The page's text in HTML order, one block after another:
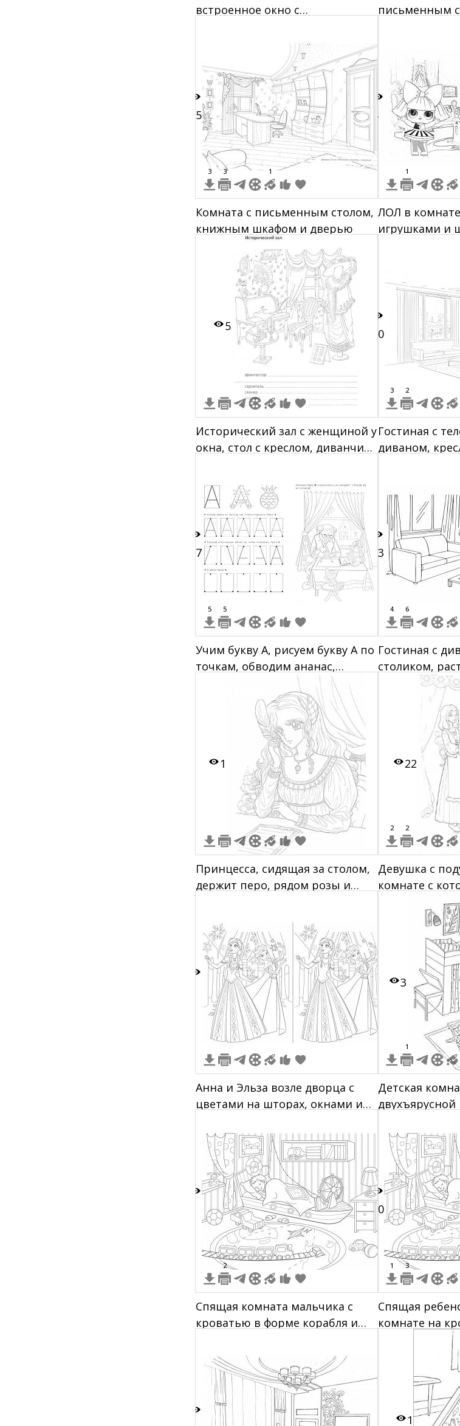
встроенное окно с
книжные полки, шкафы с
дверцами, картины на стенах,
окно с шторами
письменным
15
3 3 1
Комната с письменным столом,
книжным шкафом и дверью
1
ЛОЛ в
игрушками и
5
Исторический зал с женщиной у
окна, стол с креслом, диванчик,
стене, картина с рамкой,
телефон на столике,
подсвечники на столике,
узорчатые шторы, элегантное
кресло с подушкой, коврик,
вешалка с платьем, костюм на
манекене, п
10
3 2
Гостиная с
диваном,
27
5 5
Учим букву А, рисуем букву А по
точкам, обводим ананас,
дедушка рисует за столом с
13
4 6
Гостиная с
столиком,
и окнами
1
Принцесса, сидящая за столом,
держит перо, рядом розы и
22
2 2
Девушка с
комнате с
Анна и Эльза возле дворца с
цветами на шторах, окнами и
длинных платьях
3
1
Детская
стулом и
2
Спящая комната мальчика с
кроватью в форме корабля и
10
1 3
Спящая
комнате на
игрушками и
1